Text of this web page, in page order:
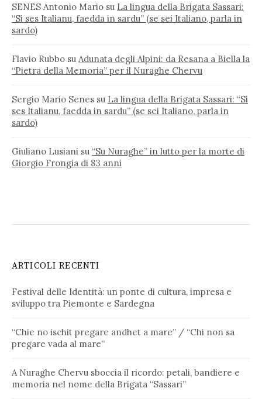
SENES Antonio Mario su La lingua della Brigata Sassari:
“Si ses Italianu, faedda in sardu” (se sei Italiano, parla in
sardo)
Flavio Rubbo su Adunata degli Alpini: da Resana a Biella la
“Pietra della Memoria” per il Nuraghe Chervu
Sergio Mario Senes su La lingua della Brigata Sassari: “Si
ses Italianu, faedda in sardu” (se sei Italiano, parla in
sardo)
Giuliano Lusiani su “Su Nuraghe” in lutto per la morte di
Giorgio Frongia di 83 anni
ARTICOLI RECENTI
Festival delle Identità: un ponte di cultura, impresa e
sviluppo tra Piemonte e Sardegna
“Chie no ischit pregare andhet a mare” / “Chi non sa
pregare vada al mare”
A Nuraghe Chervu sboccia il ricordo: petali, bandiere e
memoria nel nome della Brigata “Sassari”